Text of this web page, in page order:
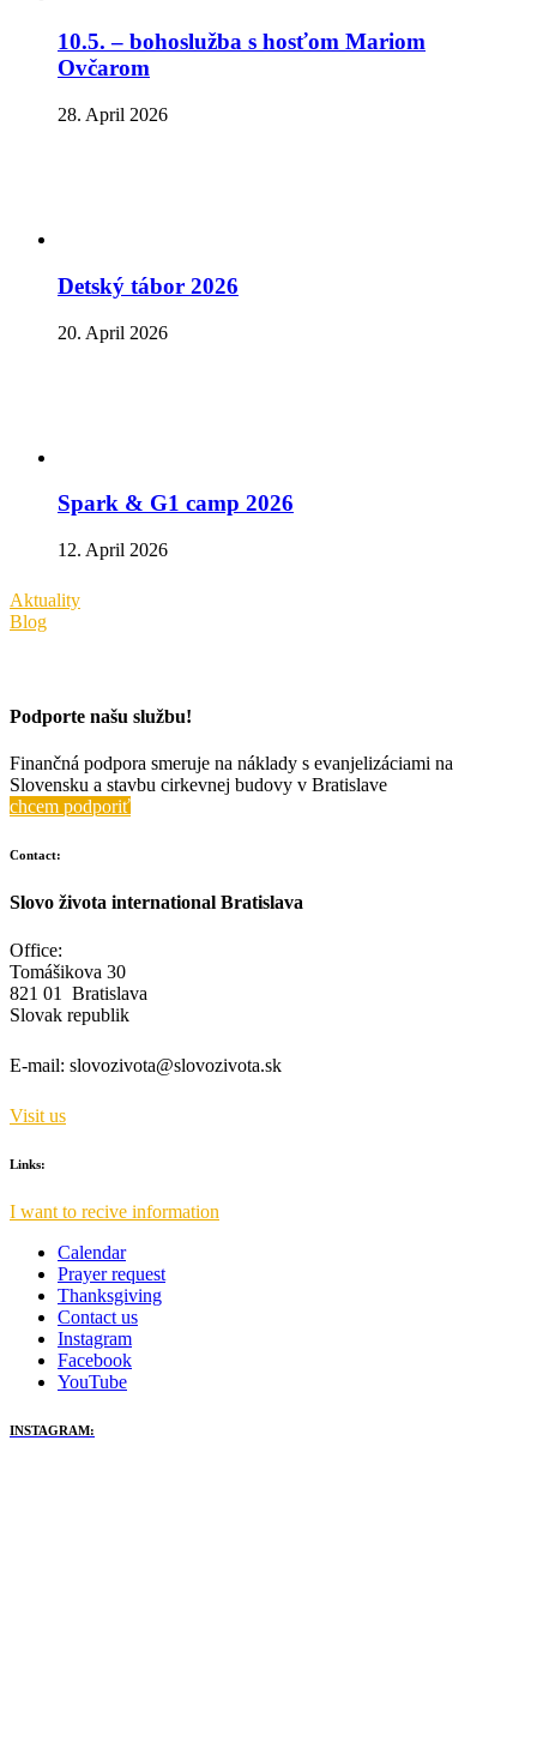
10.5. – bohoslužba s hosťom Mariom
Ovčarom
28. April 2026
Detský tábor 2026
20. April 2026
Spark & G1 camp 2026
12. April 2026
Aktuality
Blog
Podporte našu službu!
Finančná podpora smeruje na náklady s evanjelizáciami na
Slovensku a stavbu cirkevnej budovy v Bratislave
chcem podporiť
Contact:
Slovo života international Bratislava
Office:
Tomášikova 30
821 01 Bratislava
Slovak republik
E-mail: slovozivota@slovozivota.sk
Visit us
Links:
I want to recive information
Calendar
Prayer request
Thanksgiving
Contact us
Instagram
Facebook
YouTube
INSTAGRAM: